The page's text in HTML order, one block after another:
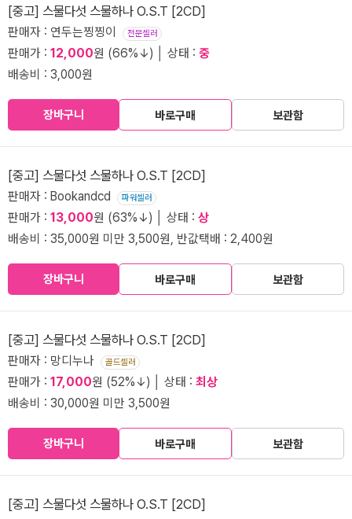
[중고] 스물다섯 스물하나 O.S.T [2CD]
판매자 : 연두는찡찡이 전문셀러
판매가 : 12,000원 (66%↓) │ 상태 : 중
배송비 : 3,000원
장바구니 바로구매 보관함
[중고] 스물다섯 스물하나 O.S.T [2CD]
판매자 : Bookandcd 파워셀러
판매가 : 13,000원 (63%↓) │ 상태 : 상
배송비 : 35,000원 미만 3,500원, 반값택배 : 2,400원
장바구니 바로구매 보관함
[중고] 스물다섯 스물하나 O.S.T [2CD]
판매자 : 망디누나 골드셀러
판매가 : 17,000원 (52%↓) │ 상태 : 최상
배송비 : 30,000원 미만 3,500원
장바구니 바로구매 보관함
[중고] 스물다섯 스물하나 O.S.T [2CD]